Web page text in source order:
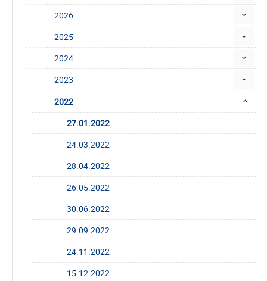
2026
2025
2024
2023
2022
27.01.2022
24.03.2022
28.04.2022
26.05.2022
30.06.2022
29.09.2022
24.11.2022
15.12.2022